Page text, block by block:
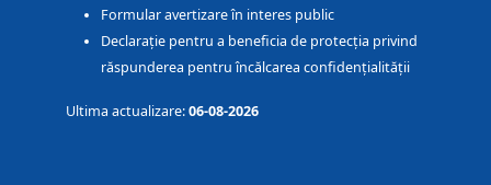
Formular avertizare în interes public
Declarație pentru a beneficia de protecția privind
răspunderea pentru încălcarea confidențialității
Ultima actualizare:06-08-2026